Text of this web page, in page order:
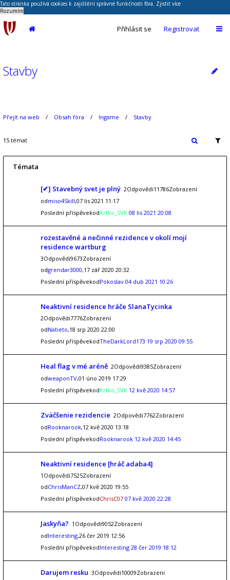
Tato stránka používá cookies k zajištění správné funkčnosti fóra. Zjistit více
Rozumím
Přihlásit se Registrovat
Stavby
Přejít na web Obsah fóra Ingame Stavby
15 témat
Témata
[✔] Stavebný svet je plný 2Odpovědi11786Zobrazení
odmiso4Skill,07 lis 2021 11:17
Poslední příspěvekodKrtko_SVK 08 lis 2021 20:08
rozestavěné a nečinné rezidence v okolí mojí
residence wartburg
3Odpovědi9673Zobrazení
odgrendar3000,17 zář 2020 20:32
Poslední příspěvekodPokoslav 04 dub 2021 10:26
Neaktivní residence hráče SlanaTycinka
2Odpovědi7776Zobrazení
odNatieto,18 srp 2020 22:00
Poslední příspěvekodTheDarkLord173 19 srp 2020 09:55
Heal flag v mé aréně 2Odpovědi9385Zobrazení
odweaponTV,01 úno 2019 17:29
Poslední příspěvekodKrtko_SVK 12 kvě 2020 14:57
Zväčšenie rezidencie 2Odpovědi7762Zobrazení
odRooknarook,12 kvě 2020 13:18
Poslední příspěvekodRooknarook 12 kvě 2020 14:45
Neaktivní residence [hráč adaba4]
1Odpovědi7525Zobrazení
odChrisManCZ,07 kvě 2020 19:55
Poslední příspěvekodChrisC07 07 kvě 2020 22:28
Jaskyňa? 1Odpovědi9052Zobrazení
odInteresting,26 čer 2019 12:56
Poslední příspěvekodInteresting 28 čer 2019 18:12
Darujem resku 3Odpovědi10009Zobrazení